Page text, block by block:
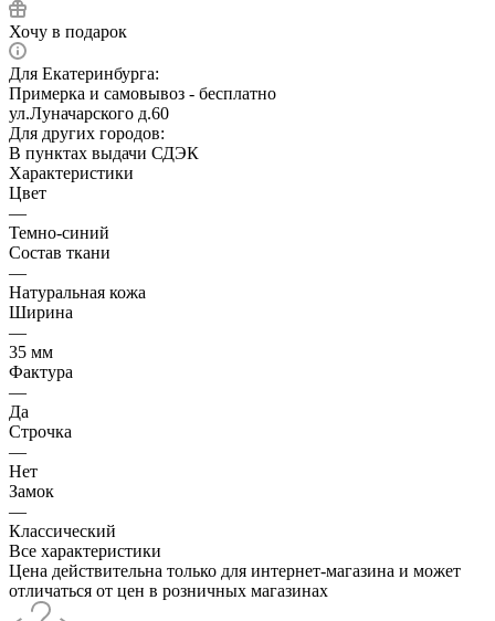
Хочу в подарок
Для Екатеринбурга:
Примерка и самовывоз - бесплатно
ул.Луначарского д.60
Для других городов:
В пунктах выдачи СДЭК
Характеристики
Цвет
—
Темно-синий
Состав ткани
—
Натуральная кожа
Ширина
—
35 мм
Фактура
—
Да
Строчка
—
Нет
Замок
—
Классический
Все характеристики
Цена действительна только для интернет-магазина и может
отличаться от цен в розничных магазинах